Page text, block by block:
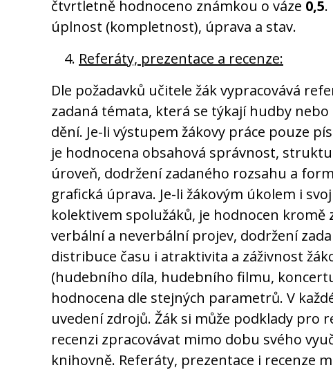
čtvrtletně hodnoceno známkou o váze 0,5.
úplnost (kompletnost), úprava a stav.
Referáty, prezentace a recenze:
Dle požadavků učitele žák vypracovává
zadaná témata, která se týkají hudby
dění. Je-li výstupem žákovy práce pouze
je hodnocena obsahová správnost,
úroveň, dodržení zadaného rozsahu a
grafická úprava. Je-li žákovým úkolem i
kolektivem spolužáků, je hodnocen
verbální a neverbální projev, dodržení
distribuce času i atraktivita a záživnost
(hudebního díla, hudebního filmu,
hodnocena dle stejných parametrů. V
uvedení zdrojů. Žák si může podklady pro
recenzi zpracovávat mimo dobu svého
knihovně. Referáty, prezentace i recenze